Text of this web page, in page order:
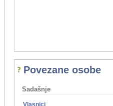
Povezane osobe
Sadašnje
Vlasnici